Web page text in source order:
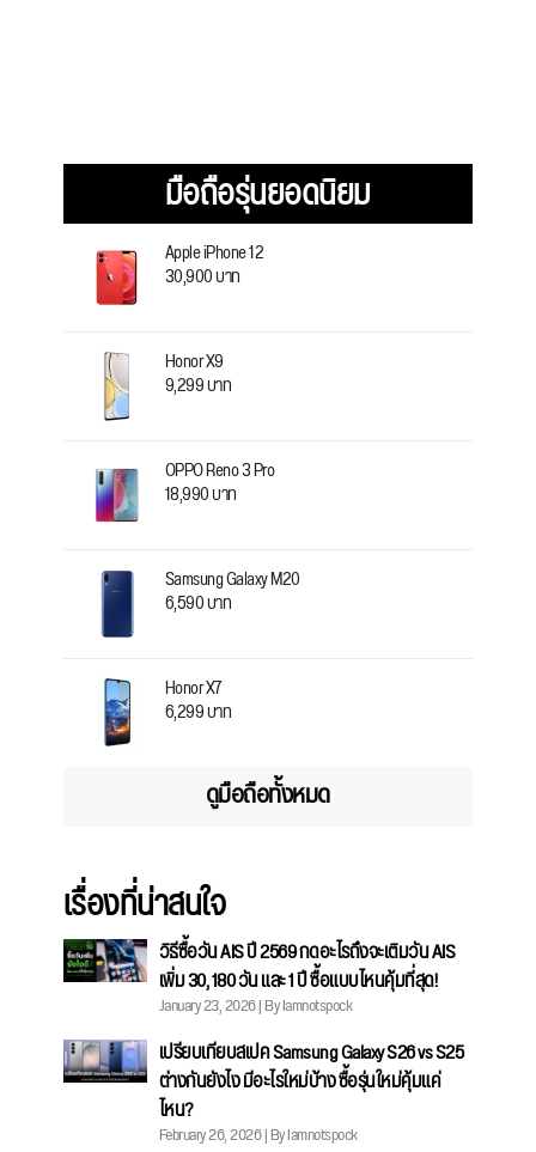
มือถือรุ่นยอดนิยม
Apple iPhone 12
30,900 บาท
Honor X9
9,299 บาท
OPPO Reno 3 Pro
18,990 บาท
Samsung Galaxy M20
6,590 บาท
Honor X7
6,299 บาท
ดูมือถือทั้งหมด
เรื่องที่น่าสนใจ
วิธีซื้อวัน AIS ปี 2569 กดอะไรถึงจะเติมวัน AIS
เพิ่ม 30, 180 วัน และ 1 ปี ซื้อแบบไหนคุ้มที่สุด!
January 23, 2026 | By Iamnotspock
เปรียบเทียบสเปค Samsung Galaxy S26 vs S25
ต่างกันยังไง มีอะไรใหม่บ้าง ซื้อรุ่นใหม่คุ้มแค่
ไหน?
February 26, 2026 | By Iamnotspock